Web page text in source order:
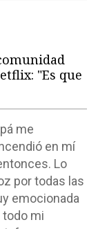
"Es que
me
en mí
Lo
por todas las
emocionada
todo mi